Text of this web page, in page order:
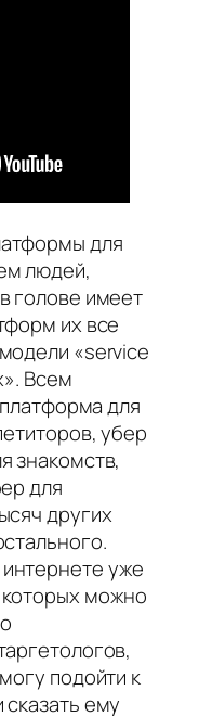
для
людей,
голове имеет
их все
«service
Всем
для
убер
знакомств,
для
других
уже
можно
подойти к
ему